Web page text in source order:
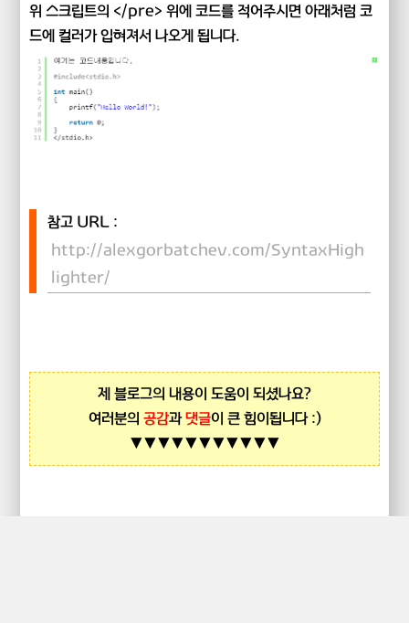
위 스크립트의 </pre> 위에 코드를 적어주시면 아래처럼 코
드에 컬러가 입혀져서 나오게 됩니다.
참고 URL :
http://alexgorbatchev.com/SyntaxHigh
lighter/
제 블로그의 내용이 도움이 되셨나요?
여러분의 공감과댓글이 큰 힘이됩니다 :)
▼▼▼▼▼▼▼▼▼▼▼